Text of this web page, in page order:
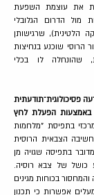
את עוצמת השפעת
מול הדרום הגלובלי
הלטינית), שרגישותן
הרוסי שוכנע בנחיצות
שהונחלה לו בכלי
פסיכולוגית־תודעתית
באמצעות הפעלת לחץ
בתפיסת "מלחמות
הצבאית הרוסית
בתפיסה שגויה מן
כושל של צבא רוסיה.
בכוחות מגינים
אפשרות כי תכנון